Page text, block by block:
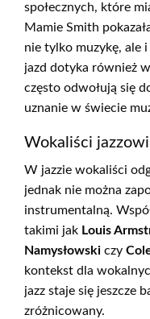
społecznych, które
Mamie Smith
nie tylko muzykę, ale
jazd dotyka również
często odwołują się
uznanie w świecie
Wokaliści
W jazzie wokaliści
jednak nie można
instrumentalną.
takimi jak Louis
Namysłowski czy
kontekst dla
jazz staje się jeszcze
zróżnicowany.